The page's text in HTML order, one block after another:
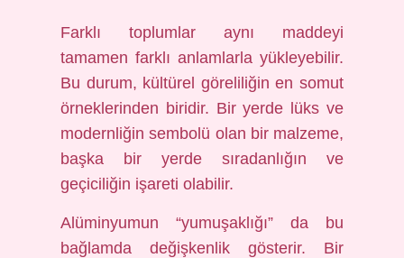
Farklı toplumlar aynı maddeyi
tamamen farklı anlamlarla yükleyebilir.
Bu durum, kültürel göreliliğin en somut
örneklerinden biridir. Bir yerde lüks ve
modernliğin sembolü olan bir malzeme,
başka bir yerde sıradanlığın ve
geçiciliğin işareti olabilir.
Alüminyumun “yumuşaklığı” da bu
bağlamda değişkenlik gösterir. Bir